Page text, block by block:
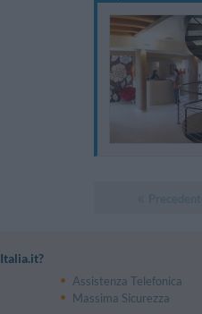
Assistenza Telefonica
Massima Sicurezza